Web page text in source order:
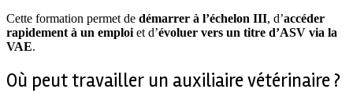
Cette formation permet de démarrer à l’échelon III, d’accéder
rapidement à un emploi et d’évoluer vers un titre d’ASV via la
VAE.
Où peut travailler un auxiliaire vétérinaire ?